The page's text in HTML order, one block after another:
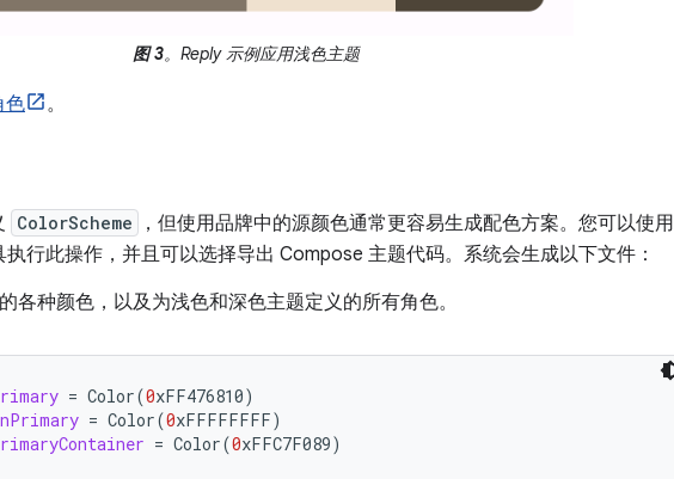
图 3。Reply 示例应用浅色主题
色 。
ColorScheme
，但使用品牌中的源颜色通常更容易生成配色方案。您可以使用
执行此操作，并且可以选择导出 Compose 主题代码。系统会生成以下文件：
各种颜色，以及为浅色和深色主题定义的所有角色。
= Color(0xFF476810)
= Color(0xFFFFFFFF)
= Color(0xFFC7F089)